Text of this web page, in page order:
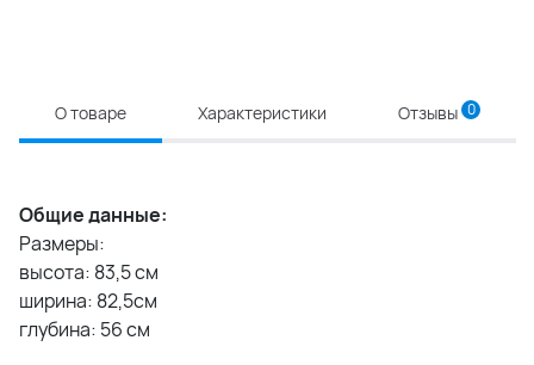
О товаре Характеристики Отзывы 0
Общие данные:
Размеры:
высота: 83,5 см
ширина: 82,5см
глубина: 56 см